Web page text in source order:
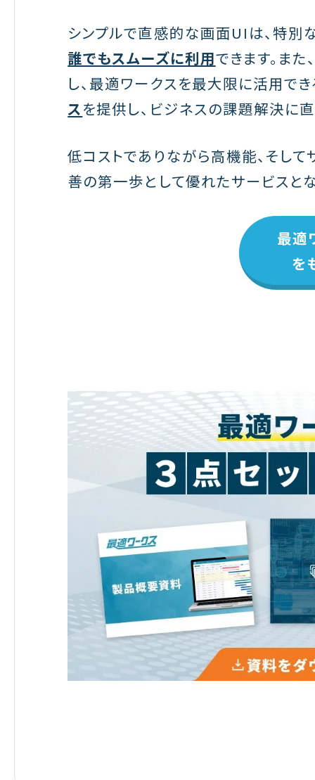
シンプルで直感的な画面UIは、特別
誰でもスムーズに利用できます。ま
し、最適ワークスを最大限に活用でき
スを提供し、ビジネスの課題解決に
低コストでありながら高機能、そし
善の第一歩として優れたサービスと
最適
を